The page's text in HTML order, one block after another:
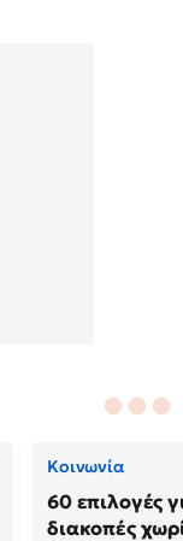
Κοινωνία
60 επιλογές
διακοπές